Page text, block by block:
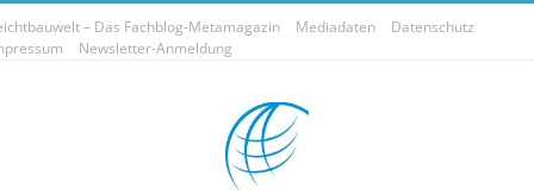
Skip
to
– Das Fachblog-Metamagazin Mediadaten
Datenschutz
Newsletter-Anmeldung